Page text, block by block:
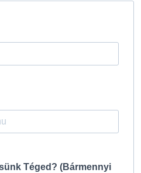
Téged? (Bármennyi